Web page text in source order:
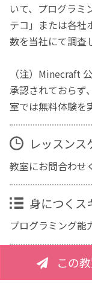
いて、プログラミ
テコ」または各社
数を当社にて調査
（注）Minecraft
承認されておらず
室では無料体験を
レッスンス
教室にお問合わせ
身につくス
プログラミング能
この